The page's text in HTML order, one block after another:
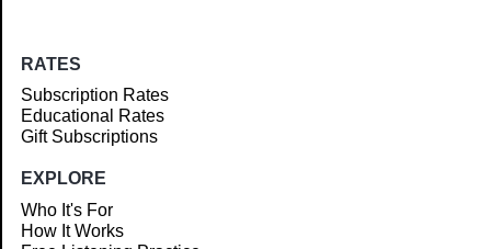
RATES
Subscription Rates
Educational Rates
Gift Subscriptions
EXPLORE
Who It's For
How It Works